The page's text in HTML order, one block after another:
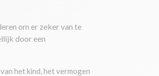
om er zeker van te
door een
het kind, het vermogen